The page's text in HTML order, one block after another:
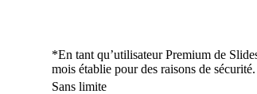
*En tant qu’utilisateur Premium de
mois établie pour des raisons de sécurité.
Sans limite